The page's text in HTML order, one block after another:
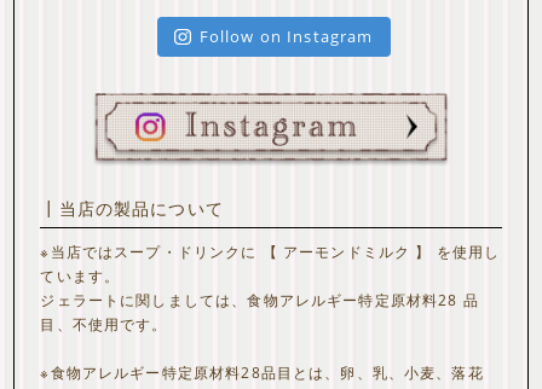
Follow on Instagram
┃当店の製品について
※当店ではスープ・ドリンクに 【 アーモンドミルク 】 を使用し
ています。
ジェラートに関しましては、食物アレルギー特定原材料28 品
目、不使用です。
※食物アレルギー特定原材料28品目とは、卵、乳、小麦、落花